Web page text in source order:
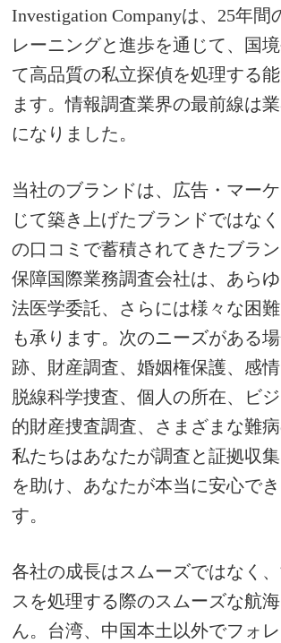
Investigation Companyは、25年間
レーニングと進歩を通じて、国
て高品質の私立探偵を処理する
ます。情報調査業界の最前線は
になりました。
当社のブランドは、広告・マー
じて築き上げたブランドではな
の口コミで蓄積されてきたブラ
保障国際業務調査会社は、あら
法医学委託、さらには様々な困
も承ります。 次のニーズがある
跡、財産調査、婚姻権保護、感情
脱線科学捜査、個人の所在、ビ
的財産捜査調査、さまざまな難病
私たちはあなたが調査と証拠収
を助け、あなたが本当に安心で
す。
各社の成長はスムーズではなく
スを処理する際のスムーズな航
ん。 台湾、中国本土以外でフォ